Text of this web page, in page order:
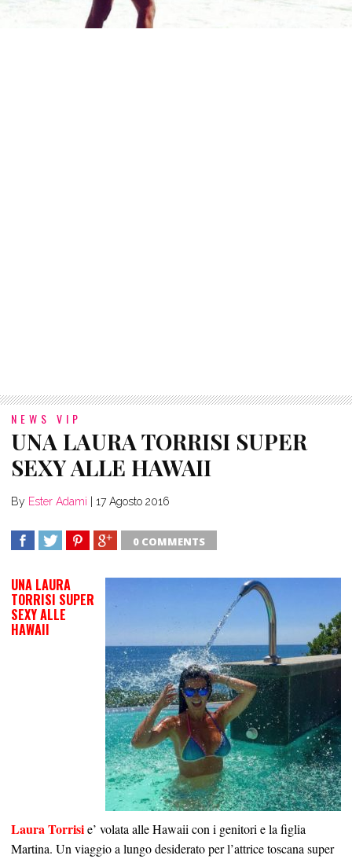
NEWS VIP
UNA LAURA TORRISI SUPER
SEXY ALLE HAWAII
By Ester Adami 17 Agosto 2016
0 COMMENTS
UNA LAURA
TORRISI SUPER
SEXY ALLE
HAWAII
Laura Torrisie’ volata alle Hawaii con i genitori e la figlia
Martina. Un viaggio a lungo desiderato per l’attrice toscana super